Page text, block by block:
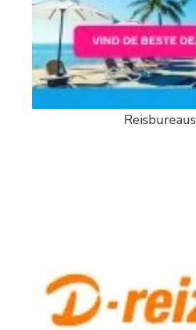
Reisbureaus